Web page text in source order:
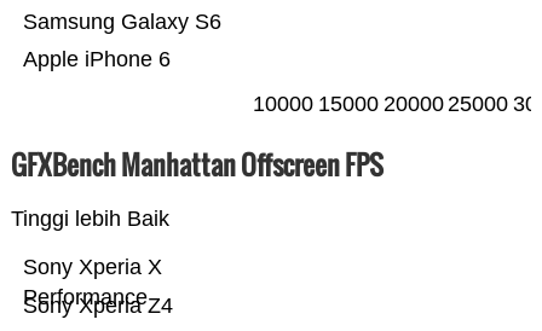
Apple iPhone 6
Samsung Galaxy S6
10000 15000 2000025000
GFXBench Manhattan Offscreen FPS
Tinggi lebih Baik
Sony Xperia Z4
Sony Xperia X
Performance